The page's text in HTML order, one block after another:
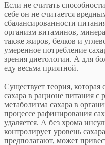
Если не считать
себе он не считается
сбалансированности
организм витаминов,
также жиров, белков и
умеренное потребление
зрения диетологии. А для
еду весьма приятной.
Существует теория, которая
сахара в рационе питания с
метаболизма сахара в
процессе рафинирования
удаляется. А без хрома
контролирует уровень
предполагают, может